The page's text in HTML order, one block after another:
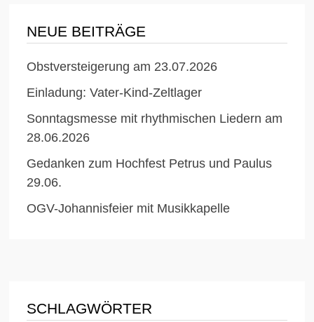
NEUE BEITRÄGE
Obstversteigerung am 23.07.2026
Einladung: Vater-Kind-Zeltlager
Sonntagsmesse mit rhythmischen Liedern am
28.06.2026
Gedanken zum Hochfest Petrus und Paulus
29.06.
OGV-Johannisfeier mit Musikkapelle
SCHLAGWÖRTER